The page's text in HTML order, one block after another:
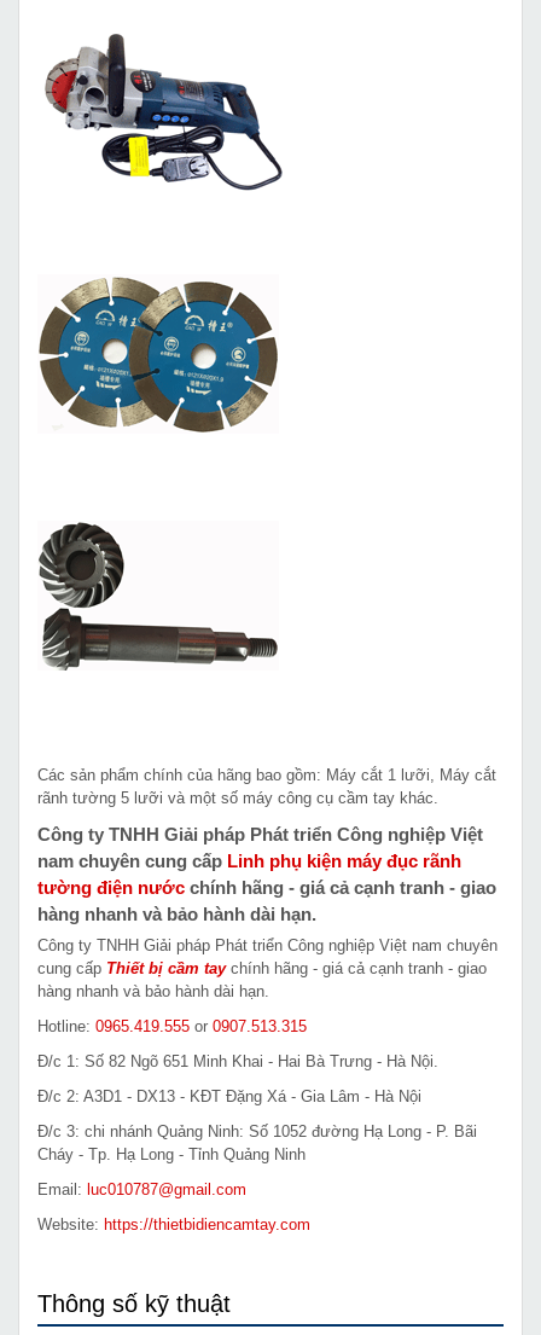
Các sản phẩm chính của hãng bao gồm: Máy cắt 1 lưỡi, Máy cắt
rãnh tường 5 lưỡi và một số máy công cụ cầm tay khác.
Công ty TNHH Giải pháp Phát triển Công nghiệp Việt
nam chuyên cung cấp Linh phụ kiện máy đục rãnh
tường điện nước chính hãng - giá cả cạnh tranh - giao
hàng nhanh và bảo hành dài hạn.
Công ty TNHH Giải pháp Phát triển Công nghiệp Việt nam chuyên
cung cấp Thiết bị cầm tay chính hãng - giá cả cạnh tranh - giao
hàng nhanh và bảo hành dài hạn.
Hotline: 0965.419.555 or 0907.513.315
Đ/c 1: Số 82 Ngõ 651 Minh Khai - Hai Bà Trưng - Hà Nội.
Đ/c 2: A3D1 - DX13 - KĐT Đặng Xá - Gia Lâm - Hà Nội
Đ/c 3: chi nhánh Quảng Ninh: Số 1052 đường Hạ Long - P. Bãi
Cháy - Tp. Hạ Long - Tỉnh Quảng Ninh
Email: luc010787@gmail.com
Website: https://thietbidiencamtay.com
Thông số kỹ thuật